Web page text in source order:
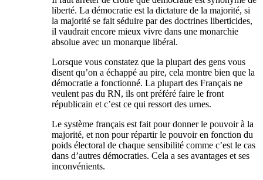
liberté. La démocratie est la dictature de la majorité, si
la majorité se fait séduire par des doctrines liberticides,
il vaudrait encore mieux vivre dans une monarchie
absolue avec un monarque libéral.
Lorsque vous constatez que la plupart des gens vous
disent qu’on a échappé au pire, cela montre bien que la
démocratie a fonctionné. La plupart des Français ne
veulent pas du RN, ils ont préféré faire le front
républicain et c’est ce qui ressort des urnes.
Le système français est fait pour donner le pouvoir à la
majorité, et non pour répartir le pouvoir en fonction du
poids électoral de chaque sensibilité comme c’est le cas
dans d’autres démocraties. Cela a ses avantages et ses
inconvénients.